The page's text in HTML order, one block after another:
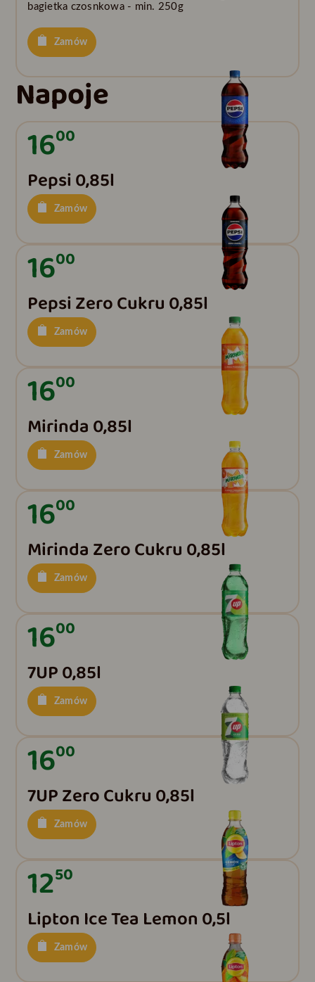
bagietka czosnkowa - min. 250g
Zamów
Napoje
1600
Pepsi 0,85l
Zamów
1600
Pepsi Zero Cukru 0,85l
Zamów
1600
Mirinda 0,85l
Zamów
1600
Mirinda Zero Cukru 0,85l
Zamów
1600
7UP 0,85l
Zamów
1600
7UP Zero Cukru 0,85l
Zamów
1250
Lipton Ice Tea Lemon 0,5l
Zamów